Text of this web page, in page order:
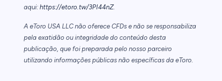
aqui: https://etoro.tw/3PI44nZ.
A eToro USA LLC não oferece CFDs e não se responsabiliza
pela exatidão ou integridade do conteúdo desta
publicação, que foi preparada pelo nosso parceiro
utilizando informações públicas não específicas da eToro.